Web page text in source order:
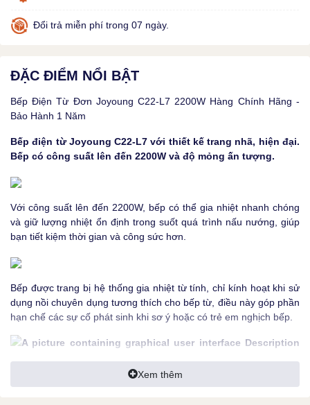
Đổi trả miễn phí trong 07 ngày.
ĐẶC ĐIỂM NỔI BẬT
Bếp Điện Từ Đơn Joyoung C22-L7 2200W Hàng Chính Hãng -
Bảo Hành 1 Năm
Bếp điện từ Joyoung C22-L7 với thiết kế trang nhã, hiện đại.
Bếp có công suất lên đến 2200W và độ mỏng ấn tượng.
Với công suất lên đến 2200W, bếp có thể gia nhiệt nhanh chóng
và giữ lượng nhiệt ổn định trong suốt quá trình nấu nướng, giúp
bạn tiết kiệm thời gian và công sức hơn.
Bếp được trang bị hệ thống gia nhiệt từ tính, chỉ kính hoạt khi sử
dụng nồi chuyên dụng tương thích cho bếp từ, điều này góp phần
hạn chế các sự cố phát sinh khi sơ ý hoặc có trẻ em nghịch bếp.
Với 6 món ăn thường gặp được thiết lập sẵn, chỉ cần một lần
Xem thêm